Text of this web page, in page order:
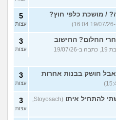
/ מושכת כלפי חוץ? 5
עצות
החלום? החישוב
(ירין, בת 19, כתבה ב-19/07/26
3
עצות
אבל חושק בבנות אחרות 3
עצות
להתחיל איתו
(Stoyosach,
3
עצות